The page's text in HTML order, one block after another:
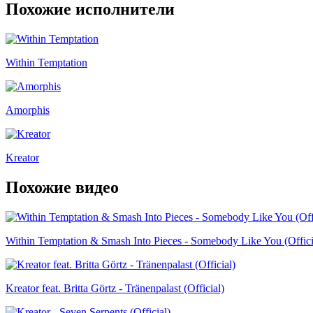
Похожие исполнители
Within Temptation
Amorphis
Kreator
Похожие видео
Within Temptation & Smash Into Pieces - Somebody Like You
Kreator feat. Britta Görtz - Tränenpalast (Official)